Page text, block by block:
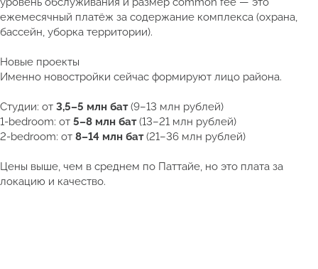
ежемесячный платёж за содержание комплекса (охрана,
бассейн, уборка территории).
Новые проекты
Именно новостройки сейчас формируют лицо района.
Студии: от 3,5–5 млн бат(9–13 млн рублей)
1-bedroom: от 5–8 млн бат(13–21 млн рублей)
2-bedroom: от 8–14 млн бат(21–36 млн рублей)
Цены выше, чем в среднем по Паттайе, но это плата за
локацию и качество.